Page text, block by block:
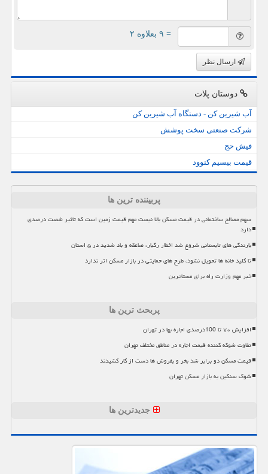
= ۹ بعلاوه ۲
ارسال نظر
دوستان پلات
آب شیرین کن - دستگاه آب شیرین کن
شرکت صنعتی سخت پوشش
فیش حج
قیمت بیسیم کنوود
پربیننده ترین ها
سهم مصالح ساختمانی در قیمت مسکن بالا نیست مهم قیمت زمین است که تاثیر شصت درصدی
دارد
بارندگی های تابستانی شروع شد اخطار رگبار، صاعقه و باد شدید در ۵ استان
تا کلید خانه ها تحویل نشود، طرح های حمایتی در بازار مسکن اثر ندارد
خبر مهم وزارت راه برای مستاجرین
پربحث ترین ها
افزایش ۷۰ تا 100درصدی اجاره بها در تهران
تفاوت شوکه کننده قیمت اجاره در مناطق مختلف تهران
قیمت مسکن دو برابر شد بخر و بفروش ها دست از کار کشیدند
شوک سنگین به بازار مسکن تهران
جدیدترین ها